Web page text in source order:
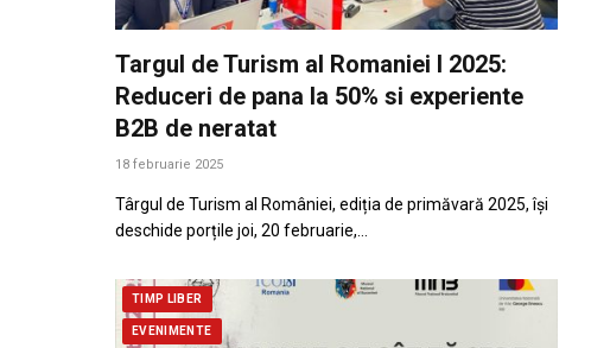
Targul de Turism al Romaniei I 2025:
Reduceri de pana la 50% si experiente
B2B de neratat
18 februarie 2025
Târgul de Turism al României, ediția de primăvară 2025, își
deschide porțile joi, 20 februarie,…
TIMP LIBER
EVENIMENTE